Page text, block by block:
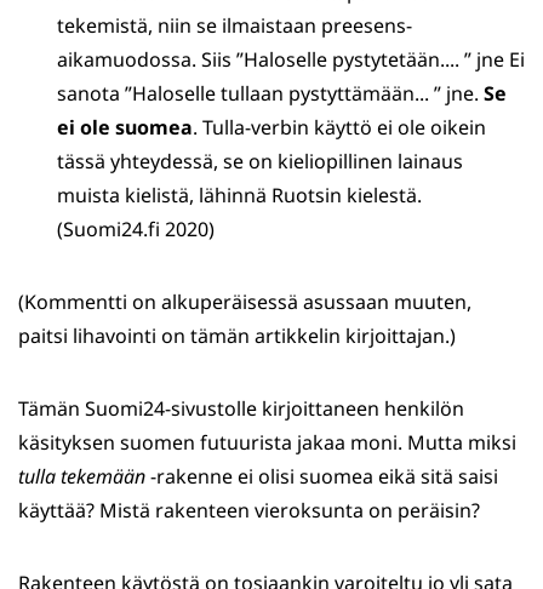
tekemistä, niin se ilmaistaan preesens-
aikamuodossa. Siis ”Haloselle pystytetään.... ” jne Ei
sanota ”Haloselle tullaan pystyttämään... ” jne. Se
ei ole suomea. Tulla-verbin käyttö ei ole oikein
tässä yhteydessä, se on kieliopillinen lainaus
muista kielistä, lähinnä Ruotsin kielestä.
(Suomi24.fi 2020)
(Kommentti on alkuperäisessä asussaan muuten,
paitsi lihavointi on tämän artikkelin kirjoittajan.)
Tämän Suomi24-sivustolle kirjoittaneen henkilön
käsityksen suomen futuurista jakaa moni. Mutta miksi
tullatekemään-rakenne ei olisi suomea eikä sitä saisi
käyttää? Mistä rakenteen vieroksunta on peräisin?
Rakenteen käytöstä on tosiaankin varoiteltu jo yli sata